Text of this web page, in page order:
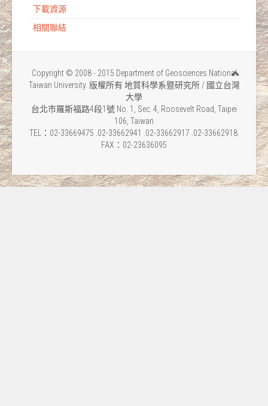
下載資源
相關聯結
Copyright © 2008 - 2015 Department of Geosciences National
Taiwan University. 版權所有 地質科學系暨研究所 / 國立台灣
大學
台北市羅斯福路4段1號 No. 1, Sec. 4, Roosevelt Road, Taipei
106, Taiwan
TEL：02-33669475 .02-33662941 .02-33662917 .02-33662918.
FAX：02-23636095